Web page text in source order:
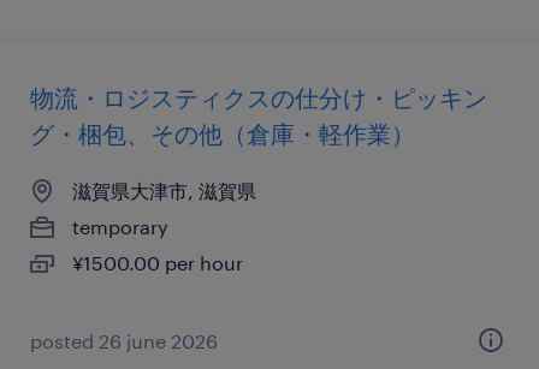
物流・ロジスティクスの仕分け・ピッキン
グ・梱包、その他（倉庫・軽作業）
滋賀県大津市, 滋賀県
temporary
¥1500.00 per hour
posted 26 june 2026